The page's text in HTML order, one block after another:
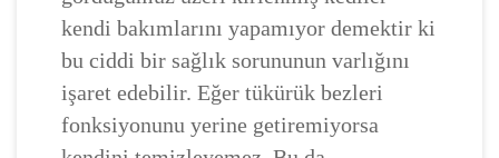
kendi bakımlarını yapamıyor demektir ki
bu ciddi bir sağlık sorununun varlığını
işaret edebilir. Eğer tükürük bezleri
fonksiyonunu yerine getiremiyorsa